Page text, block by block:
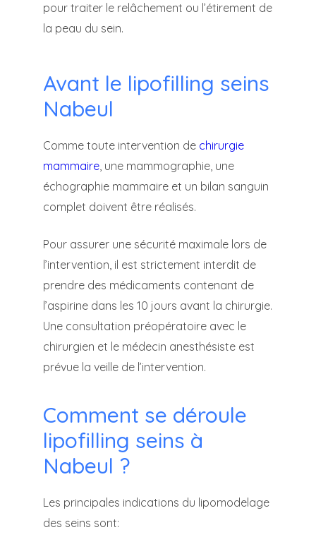
pour traiter le relâchement ou l’étirement de
la peau du sein.
Avant le lipofilling seins
Nabeul
Comme toute intervention de chirurgie
mammaire, une mammographie, une
échographie mammaire et un bilan sanguin
complet doivent être réalisés.
Pour assurer une sécurité maximale lors de
l’intervention, il est strictement interdit de
prendre des médicaments contenant de
l’aspirine dans les 10 jours avant la chirurgie.
Une consultation préopératoire avec le
chirurgien et le médecin anesthésiste est
prévue la veille de l’intervention.
Comment se déroule
lipofilling seins à
Nabeul ?
Les principales indications du lipomodelage
des seins sont: